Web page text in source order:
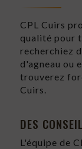
CPL Cuirs
qualité pour
recherchiez
d'agneau ou
trouverez
Cuirs.
DES
L'équipe de